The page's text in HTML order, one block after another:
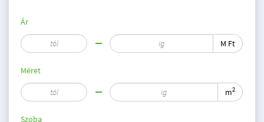
Ár
M Ft
Méret
m2
Szoba